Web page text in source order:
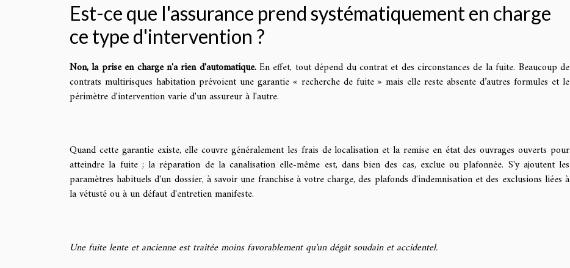
Est-ce que l'assurance prend systématiquement en charge
ce type d'intervention ?
Non, la prise en charge n'a rien d'automatique.En effet, tout dépend du contrat et des circonstances de la fuite. Beaucoup de
contrats multirisques habitation prévoient une garantie « recherche de fuite » mais elle reste absente d’autres formules et le
périmètre d'intervention varie d'un assureur à l'autre.
Quand cette garantie existe, elle couvre généralement les frais de localisation et la remise en état des ouvrages ouverts pour
atteindre la fuite ; la réparation de la canalisation elle-même est, dans bien des cas, exclue ou plafonnée. S'y ajoutent les
paramètres habituels d'un dossier, à savoir une franchise à votre charge, des plafonds d'indemnisation et des exclusions liées à
la vétusté ou à un défaut d'entretien manifeste.
Une fuite lente et ancienne est traitée moins favorablement qu'un dégât soudain et accidentel.